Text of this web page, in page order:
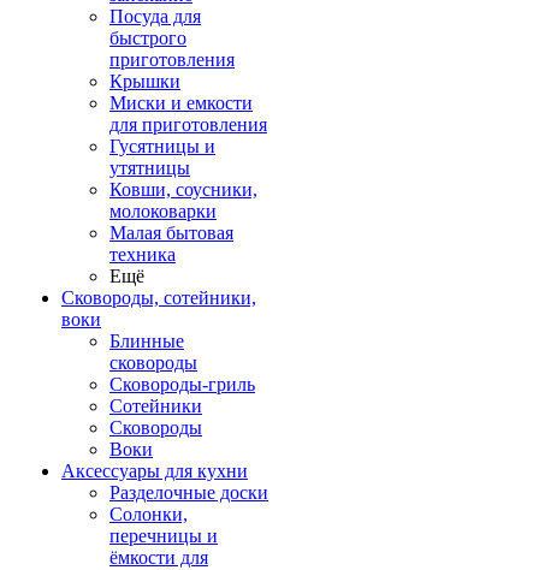
Посуда для
быстрого
приготовления
Крышки
Миски и емкости
для приготовления
Гусятницы и
утятницы
Ковши, соусники,
молоковарки
Малая бытовая
техника
Ещё
Сковороды, сотейники,
воки
Блинные
сковороды
Сковороды-гриль
Сотейники
Сковороды
Воки
Аксессуары для кухни
Разделочные доски
Солонки,
перечницы и
ёмкости для